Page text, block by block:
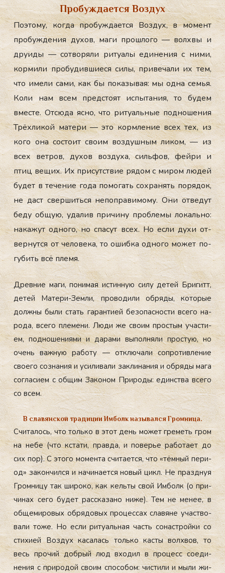
Пробуждается Воздух
По­это­му, ког­да про­буж­да­ет­ся Воз­дух, в мо­мент
про­буж­де­ния ду­хов, ма­ги прош­ло­го — вол­хвы и
дру­иды — сот­во­ряли ри­ту­алы еди­нения с ни­ми,
кор­ми­ли про­будив­ши­еся си­лы, при­веча­ли их тем,
что име­ли са­ми, как бы по­казы­вая: мы од­на семья.
Ко­ли нам всем пред­сто­ят ис­пы­тания, то бу­дем
вмес­те. От­сю­да яс­но, что ри­ту­аль­ные под­но­шения
Трёх­ли­кой ма­тери — это кор­мле­ние всех тех, из
ко­го она сос­то­ит сво­им воз­душным ли­ком, — из
всех вет­ров, ду­хов воз­ду­ха, силь­фов, фей­ри и
птиц ве­щих. Их при­сутс­твие ря­дом с ми­ром лю­дей
бу­дет в те­чение го­да по­могать сох­ра­нять по­рядок,
не даст свер­шить­ся не­поп­ра­вимо­му. Они от­ве­дут
бе­ду об­щую, уда­лив при­чину проб­ле­мы ло­каль­но:
на­кажут од­но­го, но спа­сут всех. Но ес­ли ду­хи от­
вернут­ся от че­лове­ка, то ошиб­ка од­но­го мо­жет по­
губить всё пле­мя.
Древ­ние ма­ги, по­нимая ис­тинную си­лу де­тей Бри­гитт,
де­тей Ма­тери-Зем­ли, про­води­ли об­ря­ды, ко­торые
дол­жны бы­ли стать га­ран­ти­ей бе­зопас­ности все­го на­
рода, все­го пле­мени. Лю­ди же сво­им прос­тым учас­ти­
ем, под­но­шени­ями и да­рами вы­пол­ня­ли прос­тую, но
очень важ­ную ра­боту — от­клю­чали соп­ро­тив­ле­ние
сво­его соз­на­ния и уси­лива­ли зак­ли­нания и об­ря­ды ма­га
сог­ла­си­ем с об­щим За­коном При­роды: единс­тва все­го
со всем.
В славянской традиции Имболк назывался Громница.
Счи­талось, что толь­ко в этот день мо­жет гре­меть гром
на не­бе (что кста­ти, прав­да, и по­верье ра­бота­ет до
сих пор). С это­го мо­мен­та счи­та­ет­ся, что «тём­ный пе­ри­
од» за­кон­чился и на­чина­ет­ся но­вый цикл. Не праз­днуя
Гром­ни­цу так ши­роко, как кель­ты свой Им­болк (о при­
чинах се­го бу­дет рас­ска­зано ни­же). Тем не ме­нее, в
об­ще­миро­вых об­ря­довых про­цес­сах сла­вяне учас­тво­
вали то­же. Но ес­ли ри­ту­аль­ная часть со­нас­трой­ки со
сти­хи­ей Воз­дух ка­салась толь­ко кас­ты вол­хвов, то
весь про­чий доб­рый люд вхо­дил в про­цесс со­еди­
нения с при­родой сво­им спо­собом: чис­ти­ли и мы­ли жи­